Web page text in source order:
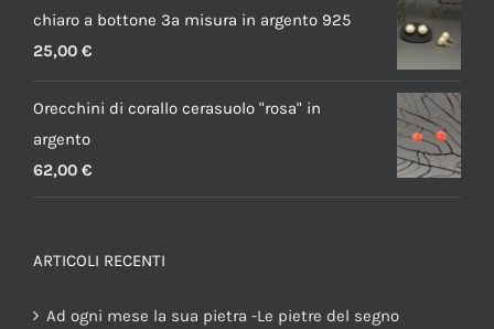
chiaro a bottone 3a misura in argento 925
25,00 €
Orecchini di corallo cerasuolo "rosa" in
argento
62,00 €
ARTICOLI RECENTI
Ad ogni mese la sua pietra -Le pietre del segno